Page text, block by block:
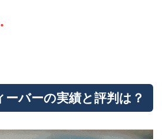
バーの実績と評判は？